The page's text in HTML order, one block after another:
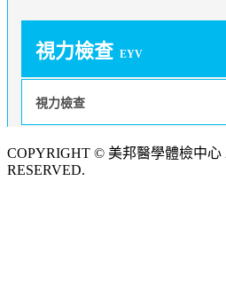
視力檢查 EYV
視力檢查
COPYRIGHT © 美邦醫學體檢中心
RESERVED.